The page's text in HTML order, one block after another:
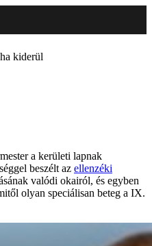
kiderül
a kerületi lapnak
beszélt az ellenzéki
valódi okairól, és egyben
olyan speciálisan beteg a IX.